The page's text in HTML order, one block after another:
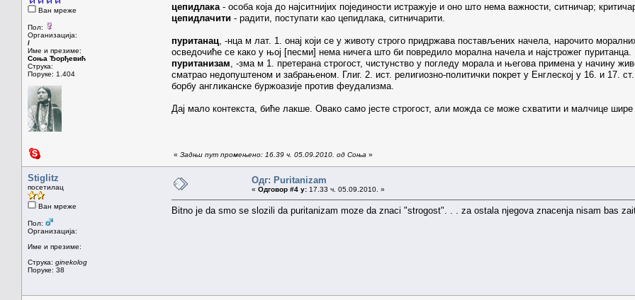
Ван мреже
Пол:
Организација:
/
Име и презиме:
Соња Ђорђевић
Струка:
Поруке: 1.404
цепидлака - особа која до најситнијих појединости истражује и оно што нема важности, ситничар;
цепидлачити - радити, поступати као цепидлака, ситничарити.
пуританац , -нца м лат. 1. онај који се у животу строго придржава постављених начела, нарочито
осведочиће се како у њој [песми] нема ничега што би повредило морална начела и најстрожег
пуританизам , -зма м 1. претерана строгост, чистунство у погледу морала и његова примена у начину
сматрао недопуштеном и забрањеном. Глиг. 2. ист. религиозно-политички покрет у Енглеској у 16. и 17.
борбу англиканске буржоазије против феудализма.
Дај мало контекста, биће лакше. Овако само јесте строгост, али можда се може схватити и малчице шире
« Задњи пут промењено: 16.39 ч. 05.09.2010. од Соња »
Stiglitz
посетилац
Ван мреже
Пол:
Организација:
Име и презиме:
Струка: ginekolog
Поруке: 38
Одг: Puritanizam
« Одговор #4 у: 17.33 ч. 05.09.2010. »
Bitno je da smo se slozili da puritanizam moze da znaci "strogost". . . za ostala njegova znacenja nisam bas